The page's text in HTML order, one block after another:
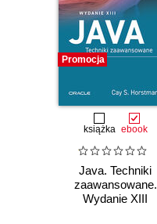
Promocja
książka ebook
Java. Techniki
zaawansowane.
Wydanie XIII